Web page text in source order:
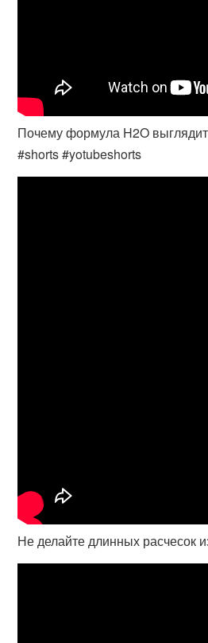
Почему формула H2O
#shorts #yotubeshorts
Не делайте длинных расчесок